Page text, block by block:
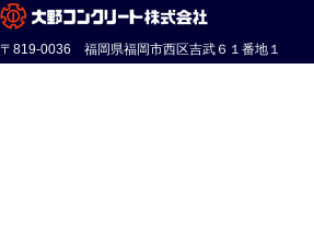
〒819-0036 福岡県福岡市西区吉武６１番地１